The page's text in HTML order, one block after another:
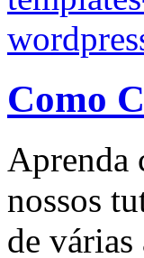
Como
Aprenda
nossos
de